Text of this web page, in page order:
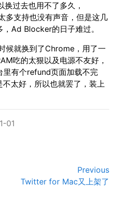
过去也用不了多久，
支持也没有声音，但是这几
Ad Blocker的日子难过。
候就换到了Chrome，用了一
吃的太狠以及电源不友好，
里有个refund页面加载不完
太好，所以也就罢了，装上
01
Previous
Twitter for Mac又上架了